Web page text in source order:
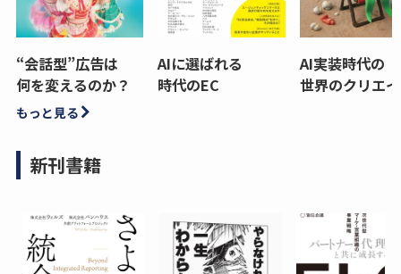
“会話型”広告は
何を変えるのか？
AIに選ばれる
時代のEC
AI実装時代の
世界のクリエ
もっと見る
新刊書籍